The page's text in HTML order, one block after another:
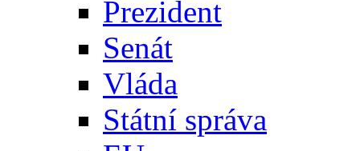
Prezident
Senát
Vláda
Státní správa